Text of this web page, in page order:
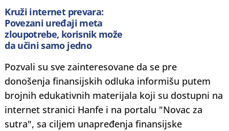
Kruži internet prevara:
Povezani uređaji meta
zloupotrebe, korisnik može
da učini samo jedno
Pozvali su sve zainteresovane da se pre
donošenja finansijskih odluka informišu putem
brojnih edukativnih materijala koji su dostupni na
internet stranici Hanfe i na portalu "Novac za
sutra", sa ciljem unapređenja finansijske